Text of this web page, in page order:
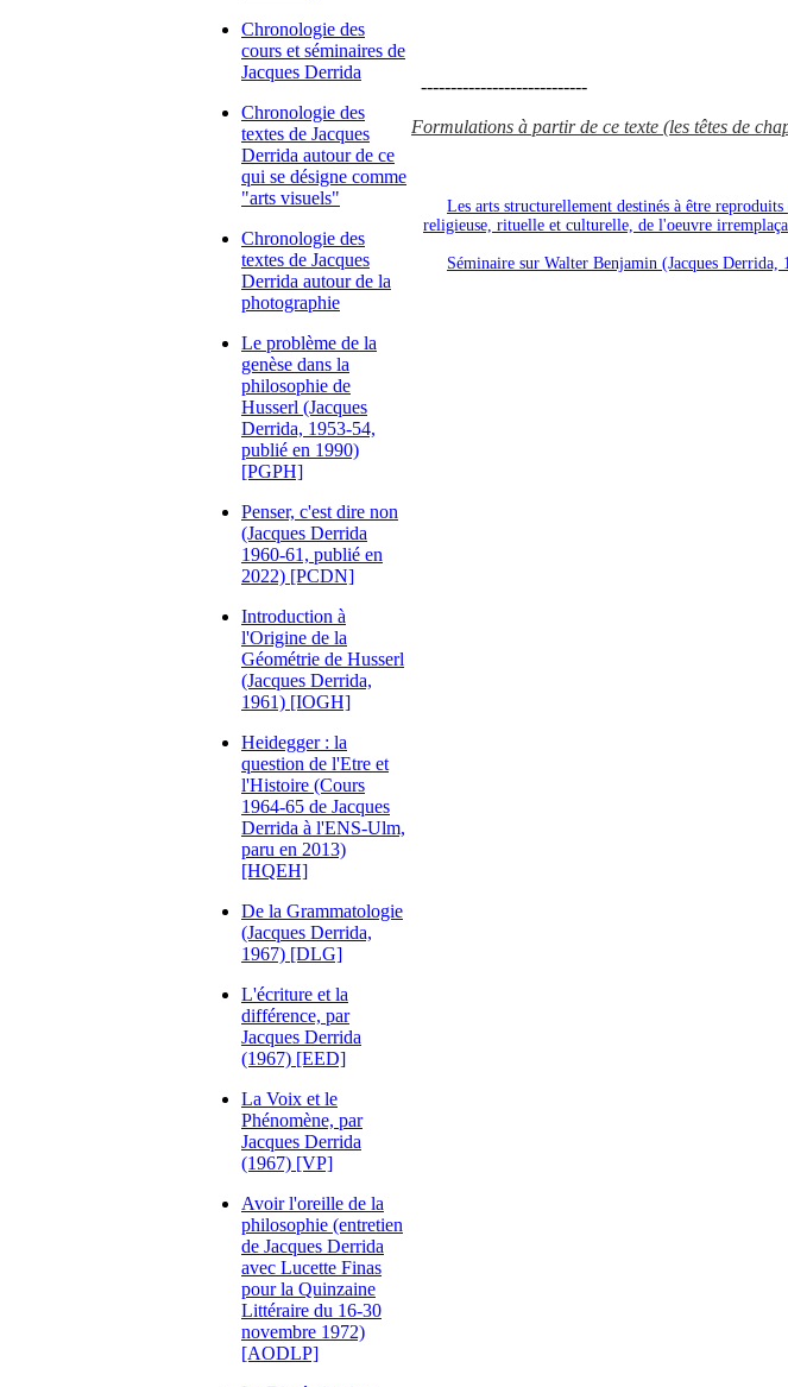
Chronologie des
cours et séminaires de
Jacques Derrida
Chronologie des
textes de Jacques
Derrida autour de ce
qui se désigne comme
"arts visuels"
Chronologie des
textes de Jacques
Derrida autour de la
photographie
Le problème de la
genèse dans la
philosophie de
Husserl (Jacques
Derrida, 1953-54,
publié en 1990)
[PGPH]
Penser, c'est dire non
(Jacques Derrida
1960-61, publié en
2022) [PCDN]
Introduction à
l'Origine de la
Géométrie de Husserl
(Jacques Derrida,
1961) [IOGH]
Heidegger : la
question de l'Etre et
l'Histoire (Cours
1964-65 de Jacques
Derrida à l'ENS-Ulm,
paru en 2013)
[HQEH]
De la Grammatologie
(Jacques Derrida,
1967) [DLG]
L'écriture et la
différence, par
Jacques Derrida
(1967) [EED]
La Voix et le
Phénomène, par
Jacques Derrida
(1967) [VP]
Avoir l'oreille de la
philosophie (entretien
de Jacques Derrida
avec Lucette Finas
pour la Quinzaine
Littéraire du 16-30
novembre 1972)
[AODLP]
----------------------------
Formulations à partir de ce texte (les têtes de
Les arts structurellement destinés à être
religieuse, rituelle et culturelle, de l'oeuvre
Séminaire sur Walter Benjamin (Jacques